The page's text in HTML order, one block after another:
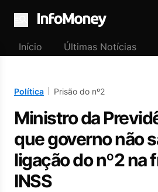
Menu
Início Últimas Notícias
Política Prisão do nº2
Ministro da
que governo não
ligação do nº2 na
INSS